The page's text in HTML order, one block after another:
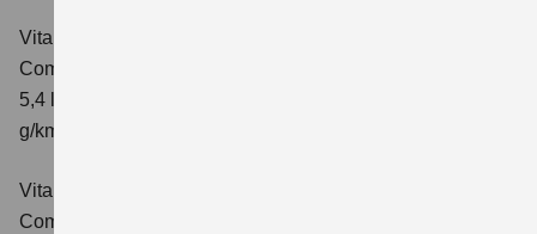
Vitara 1.4 BOOSTERJET HYBRID ALLGRIP
Comfort
5,4 l/100km; kombinierter Wert der CO₂-Emission: 129
g/km; CO₂-Klasse: D
Vitara 1.4 BOOSTERJET HYBRID ALLGRIP AT
Comfort